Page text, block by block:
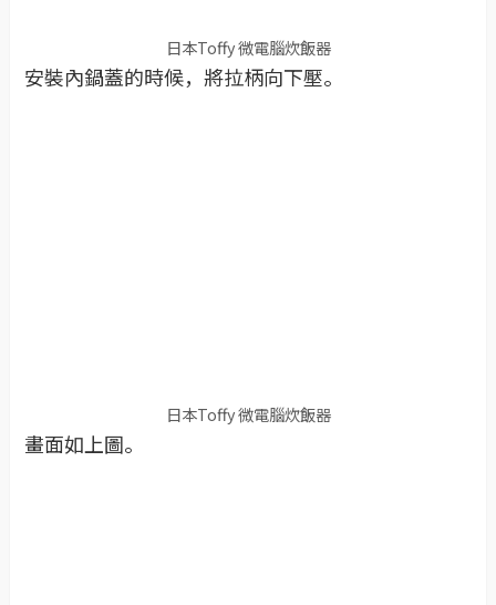
日本Toffy 微電腦炊飯器
安裝內鍋蓋的時候，將拉柄向下壓。
日本Toffy 微電腦炊飯器
畫面如上圖。